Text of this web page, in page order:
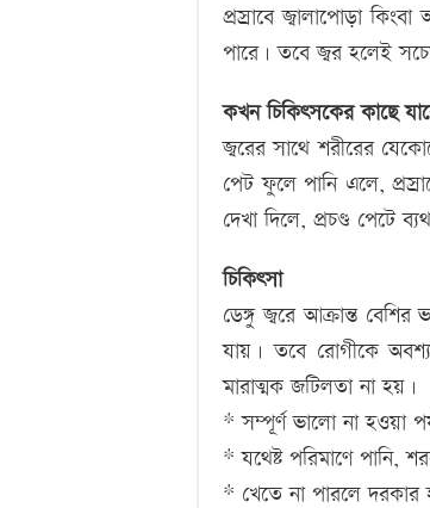
প্রস্রাবে জ্বালাপোড়া
পারে। তবে জ্বর হলেই
কখন চিকিৎসকের কাছে
জ্বরের সাথে শরীরের
পেট ফুলে পানি এলে,
দেখা দিলে, প্রচণ্ড পেটে
চিকিৎসা
ডেঙ্গু জ্বরে আক্রান্ত
যায়। তবে রোগীকে
মারাত্মক জটিলতা না হয়।
* সম্পূর্ণ ভালো না হওয়া
* যথেষ্ট পরিমাণে পানি,
* খেতে না পারলে দরকার